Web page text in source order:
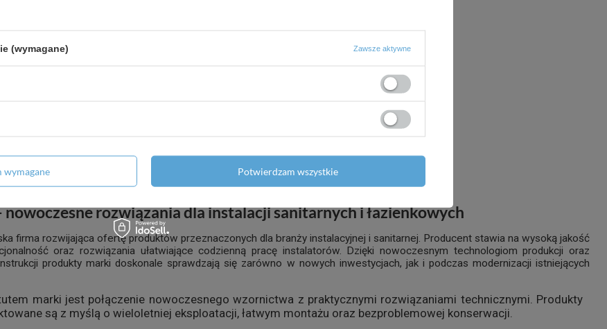
prysznicowy 2w1 140
nowoczesne rozwiązania dla instalacji sanitarnych i łazienkowych
firma rozwijająca ofertę produktów przeznaczonych dla branży instalacyjnej i sanitarnej. Producent stawia na wysoką jakość
oraz rozwiązania ułatwiające codzienną pracę instalatorów. Dzięki nowoczesnym technologiom produkcji oraz
produkty marki doskonale sprawdzają się zarówno w nowych inwestycjach, jak i podczas modernizacji istniejących
marki jest połączenie nowoczesnego wzornictwa z praktycznymi rozwiązaniami technicznymi. Produkty
są z myślą o wieloletniej eksploatacji, łatwym montażu oraz bezproblemowej konserwacji.
(wymagane) Zawsze aktywne
wymagane Potwierdzam wszystkie